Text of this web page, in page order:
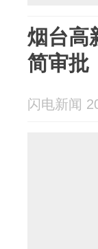
烟台高
简审批
闪电新闻